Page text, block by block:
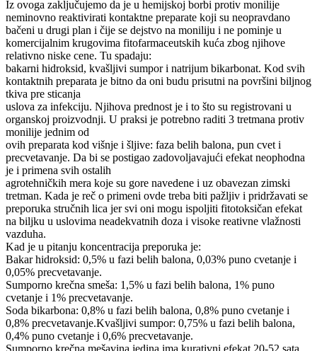
Iz ovoga zaključujemo da je u hemijskoj borbi protiv monilije
neminovno reaktivirati kontaktne preparate koji su neopravdano
bačeni u drugi plan i čije se dejstvo na moniliju i ne pominje u
komercijalnim krugovima fitofarmaceutskih kuća zbog njihove
relativno niske cene. Tu spadaju:
bakarni hidroksid, kvašljivi sumpor i natrijum bikarbonat. Kod svih
kontaktnih preparata je bitno da oni budu prisutni na površini biljnog
tkiva pre sticanja
uslova za infekciju. Njihova prednost je i to što su registrovani u
organskoj proizvodnji. U praksi je potrebno raditi 3 tretmana protiv
monilije jednim od
ovih preparata kod višnje i šljive: faza belih balona, pun cvet i
precvetavanje. Da bi se postigao zadovoljavajući efekat neophodna
je i primena svih ostalih
agrotehničkih mera koje su gore navedene i uz obavezan zimski
tretman. Kada je reč o primeni ovde treba biti pažljiv i pridržavati se
preporuka stručnih lica jer svi oni mogu ispoljiti fitotoksičan efekat
na biljku u uslovima neadekvatnih doza i visoke reativne vlažnosti
vazduha.
Kad je u pitanju koncentracija preporuka je:
Bakar hidroksid: 0,5% u fazi belih balona, 0,03% puno cvetanje i
0,05% precvetavanje.
Sumporno krečna smeša: 1,5% u fazi belih balona, 1% puno
cvetanje i 1% precvetavanje.
Soda bikarbona: 0,8% u fazi belih balona, 0,8% puno cvetanje i
0,8% precvetavanje.Kvašljivi sumpor: 0,75% u fazi belih balona,
0,4% puno cvetanje i 0,6% precvetavanje.
Sumporno krečna mešavina jedina ima kurativni efekat 20-52 sata